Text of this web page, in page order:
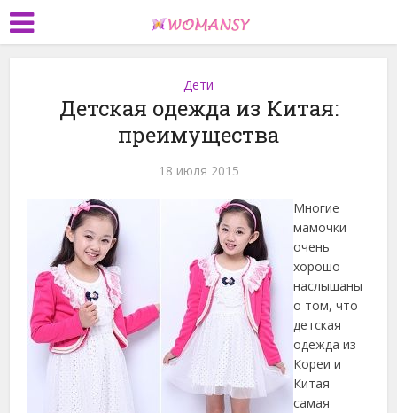
Дети
Детская одежда из Китая:
преимущества
18 июля 2015
Многие
мамочки
очень
хорошо
наслышаны
о том, что
детская
одежда из
Кореи и
Китая
самая